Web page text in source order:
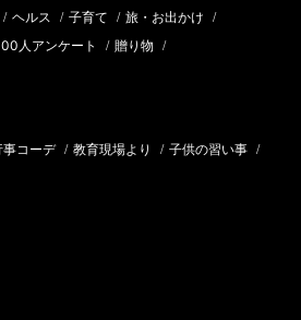
/ ヘルス / 子育て / 旅・お出かけ /
人アンケート / 贈り物 /
事コーデ / 教育現場より / 子供の習い事 /